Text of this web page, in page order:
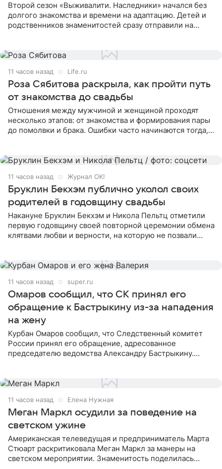
Второй сезон «Выживалити. Наследники» начался без
долгого знакомства и времени на адаптацию. Детей и
родственников знаменитостей сразу отправили на
11 часов назад Life.ru
Роза Сябитова раскрыла, как пройти путь
от знакомства до свадьбы
Отношения между мужчиной и женщиной проходят
несколько этапов: от знакомства и формирования пары
до помолвки и брака. Ошибки часто начинаются тогда,
11 часов назад Журнал OK!
Бруклин Бекхэм публично уколол своих
родителей в годовщину свадьбы
Накануне Бруклин Бекхэм и Никола Пельтц отметили
первую годовщину своей повторной церемонии обмена
клятвами любви и верности, на которую не позвали
11 часов назад super.ru
Омаров сообщил, что СК принял его
обращение к Бастрыкину из-за нападения
на жену
Курбан Омаров сообщил, что Следственный комитет
России принял его обращение, адресованное
председателю ведомства Александру Бастрыкину.
11 часов назад Елена Нужная
Меган Маркл осудили за поведение на
светском ужине
Американская телеведущая и предприниматель Марта
Стюарт раскритиковала Меган Маркл за манеры на
светском мероприятии. Знаменитость поделилась